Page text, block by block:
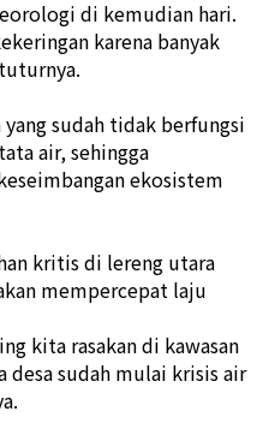
di kemudian hari.
karena banyak
sudah tidak berfungsi
air, sehingga
ekosistem
kritis di lereng utara
mempercepat laju
kita rasakan di kawasan
desa sudah mulai krisis air